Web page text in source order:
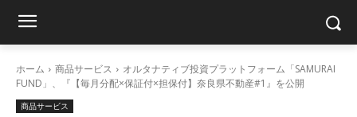
ホーム 商品サービス
オルタナティブ投資プラットフォーム「SAMURAI
FUND」、『【毎月分配×保証付×担保付】奈良県不動産#1』を公開
商品サービス